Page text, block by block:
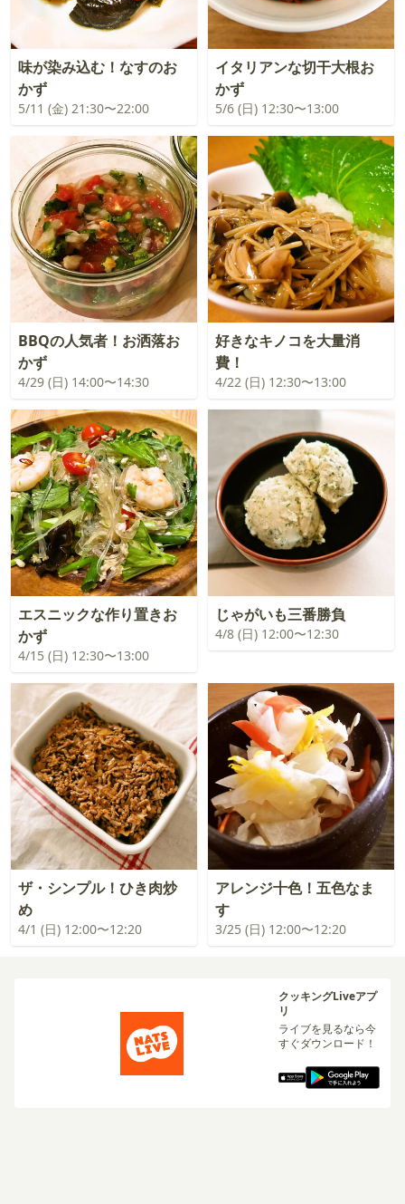
味が染み込む！なすのお
かず
5/11 (金) 21:30〜22:00
イタリアンな切干大根お
かず
5/6 (日) 12:30〜13:00
BBQの人気者！お洒落お
かず
4/29 (日) 14:00〜14:30
好きなキノコを大量消
費！
4/22 (日) 12:30〜13:00
エスニックな作り置きお
かず
4/15 (日) 12:30〜13:00
じゃがいも三番勝負
4/8 (日) 12:00〜12:30
ザ・シンプル！ひき肉炒
め
4/1 (日) 12:00〜12:20
アレンジ十色！五色なま
す
3/25 (日) 12:00〜12:20
クッキングLiveアプ
リ
ライブを見るなら今
すぐダウンロード！